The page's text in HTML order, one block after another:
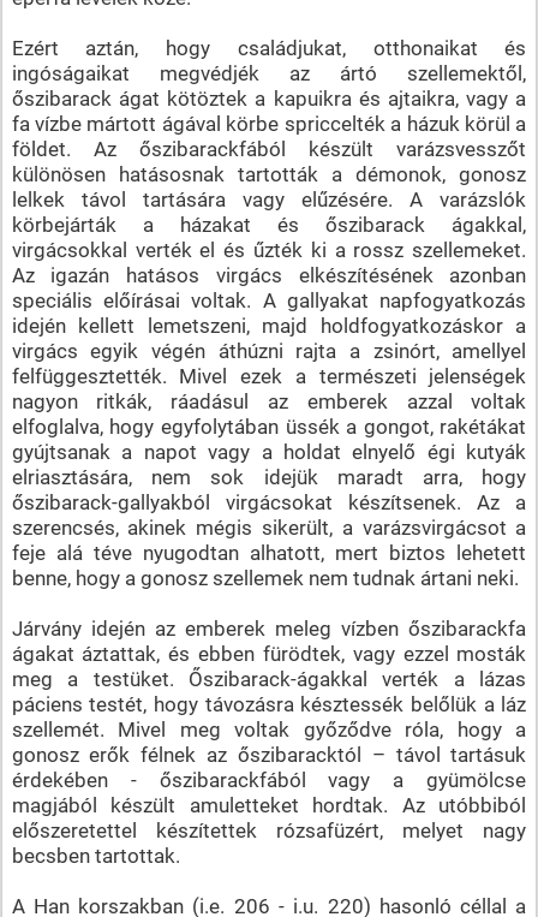
Ezért aztán, hogy családjukat, otthonaikat és
ingóságaikat megvédjék az ártó szellemektől,
őszibarack ágat kötöztek a kapuikra és ajtaikra, vagy a
fa vízbe mártott ágával körbe spriccelték a házuk körül a
földet. Az őszibarackfából készült varázsvesszőt
különösen hatásosnak tartották a démonok, gonosz
lelkek távol tartására vagy elűzésére. A varázslók
körbejárták a házakat és őszibarack ágakkal,
virgácsokkal verték el és űzték ki a rossz szellemeket.
Az igazán hatásos virgács elkészítésének azonban
speciális előírásai voltak. A gallyakat napfogyatkozás
idején kellett lemetszeni, majd holdfogyatkozáskor a
virgács egyik végén áthúzni rajta a zsinórt, amellyel
felfüggesztették. Mivel ezek a természeti jelenségek
nagyon ritkák, ráadásul az emberek azzal voltak
elfoglalva, hogy egyfolytában üssék a gongot, rakétákat
gyújtsanak a napot vagy a holdat elnyelő égi kutyák
elriasztására, nem sok idejük maradt arra, hogy
őszibarack-gallyakból virgácsokat készítsenek. Az a
szerencsés, akinek mégis sikerült, a varázsvirgácsot a
feje alá téve nyugodtan alhatott, mert biztos lehetett
benne, hogy a gonosz szellemek nem tudnak ártani neki.
Járvány idején az emberek meleg vízben őszibarackfa
ágakat áztattak, és ebben fürödtek, vagy ezzel mosták
meg a testüket. Őszibarack-ágakkal verték a lázas
páciens testét, hogy távozásra késztessék belőlük a láz
szellemét. Mivel meg voltak győződve róla, hogy a
gonosz erők félnek az őszibaracktól – távol tartásuk
érdekében - őszibarackfából vagy a gyümölcse
magjából készült amuletteket hordtak. Az utóbbiból
előszeretettel készítettek rózsafüzért, melyet nagy
becsben tartottak.
A Han korszakban (i.e. 206 - i.u. 220) hasonló céllal a